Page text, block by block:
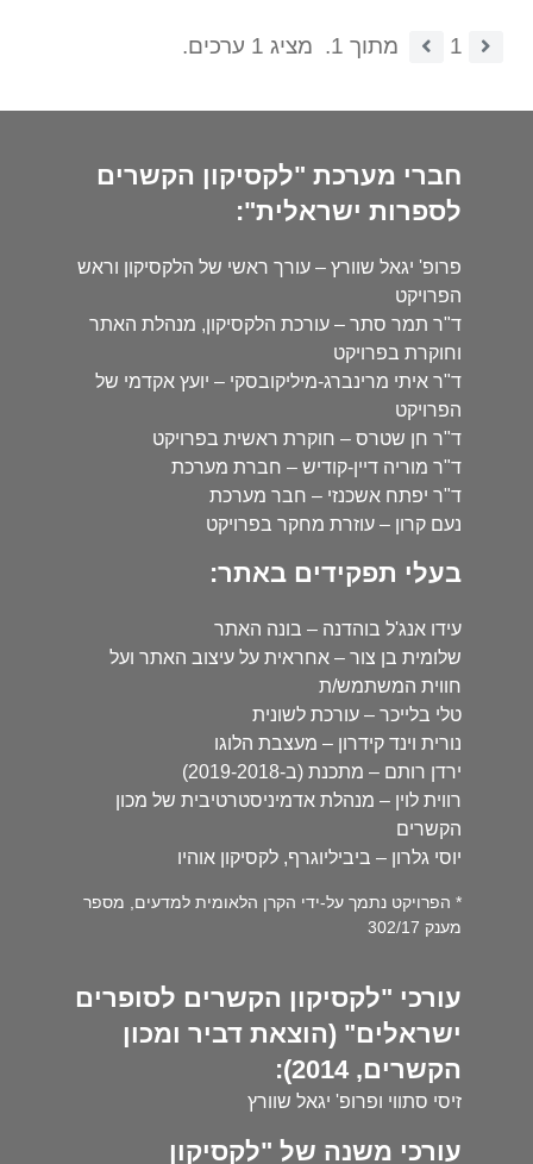
1 מתוך 1. מציג 1 ערכים.
חברי מערכת "לקסיקון הקשרים
לספרות ישראלית":
פרופ' יגאל שוורץ – עורך ראשי של הלקסיקון וראש
הפרויקט
ד"ר תמר סתר – עורכת הלקסיקון, מנהלת האתר
וחוקרת בפרויקט
ד"ר איתי מרינברג-מיליקובסקי – יועץ אקדמי של
הפרויקט
ד"ר חן שטרס – חוקרת ראשית בפרויקט
ד"ר מוריה דיין-קודיש – חברת מערכת
ד"ר יפתח אשכנזי – חבר מערכת
נעם קרון – עוזרת מחקר בפרויקט
בעלי תפקידים באתר:
עידו אנג'ל בוהדנה – בונה האתר
שלומית בן צור – אחראית על עיצוב האתר ועל
חווית המשתמש/ת
טלי בלייכר – עורכת לשונית
נורית וינד קידרון – מעצבת הלוגו
ירדן רותם – מתכנת (ב-2019-2018)
רווית לוין – מנהלת אדמיניסטרטיבית של מכון
הקשרים
יוסי גלרון – ביביליוגרף, לקסיקון אוהיו
* הפרויקט נתמך על-ידי הקרן הלאומית למדעים, מספר
מענק 302/17
עורכי "לקסיקון הקשרים לסופרים
ישראלים" (הוצאת דביר ומכון
הקשרים, 2014):
זיסי סתווי ופרופ' יגאל שוורץ
עורכי משנה של "לקסיקון